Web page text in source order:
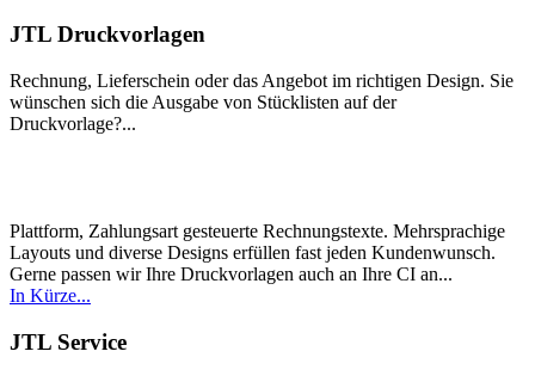
JTL Druckvorlagen
Rechnung, Lieferschein oder das Angebot im richtigen Design. Sie
wünschen sich die Ausgabe von Stücklisten auf der
Druckvorlage?...
Plattform, Zahlungsart gesteuerte Rechnungstexte. Mehrsprachige
Layouts und diverse Designs erfüllen fast jeden Kundenwunsch.
Gerne passen wir Ihre Druckvorlagen auch an Ihre CI an...
In Kürze...
JTL Service